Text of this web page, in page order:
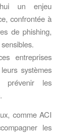
un enjeu
confrontée à
de phishing,
entreprises
systèmes
prévenir les
comme ACI
les